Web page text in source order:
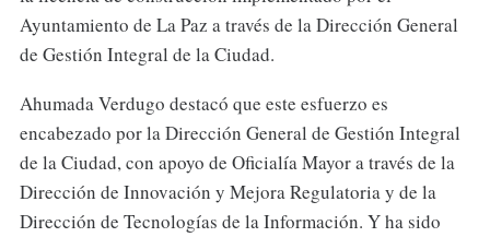
Ayuntamiento de La Paz a través de la Dirección General
de Gestión Integral de la Ciudad.
Ahumada Verdugo destacó que este esfuerzo es
encabezado por la Dirección General de Gestión Integral
de la Ciudad, con apoyo de Oficialía Mayor a través de la
Dirección de Innovación y Mejora Regulatoria y de la
Dirección de Tecnologías de la Información. Y ha sido